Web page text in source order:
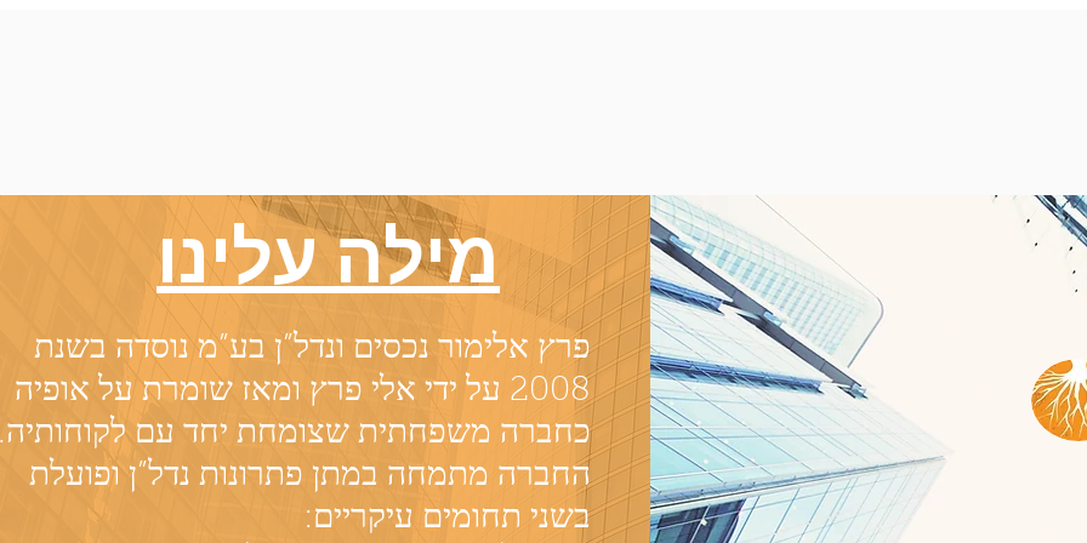
מילה עלינו
פרץ אלימור נכסים ונדל”ן בע”מ נוסדה בשנת
2008 על ידי אלי פרץ ומאז שומרת על אופיה
כחברה משפחתית שצומחת יחד עם
החברה מתמחה במתן פתרונות נדל”ן ופועלת
בשני תחומים עיקריים: